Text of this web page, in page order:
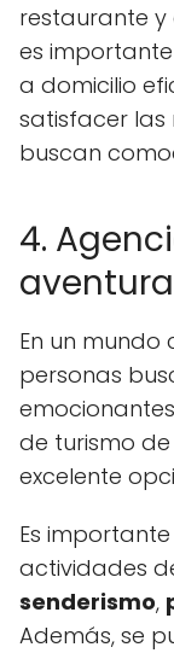
restaurante y
es
a domicilio
satisfacer las
buscan
4.
aventura
En un
personas
de turismo
excelente
Es
actividades
senderismo,
Además, se